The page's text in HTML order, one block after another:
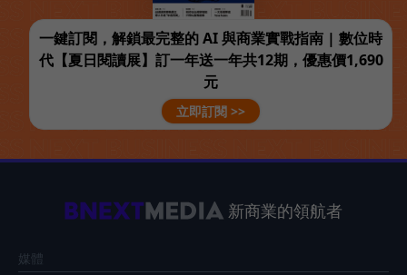
一鍵訂閱，解鎖最完整的 AI 與商業實戰指南 | 數位時
代【夏日閱讀展】訂一年送一年共12期，優惠價1,690
元
立即訂閱 >>
新商業的領航者
媒體